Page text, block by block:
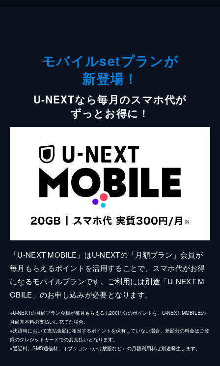
モバイルsetプランが
新登場！
U-NEXTなら毎月のスマホ代が
ずっとお得に！
「U-NEXT MOBILE」はU-NEXTの「月額プラン」会員が
毎月もらえるポイントを活用することで、スマホ代がお得
になるモバイルプランです。ご利用には別途「U-NEXT M
OBILE」のお申し込みが必要となります。
※U-NEXTの月額プラン会員が毎月もらえる1,200円分のポイントを、U-NEXT MOBILEの
月額基本料の支払いに充てた場合。
※決済時において支払金額に相当するポイントを保有していない場合、差額分の料金はご登
録のクレジットカードでのお支払いとなります。
※通話料、SMS通信料、オプション（かけ放題など）の月額利用料は別途発生します。